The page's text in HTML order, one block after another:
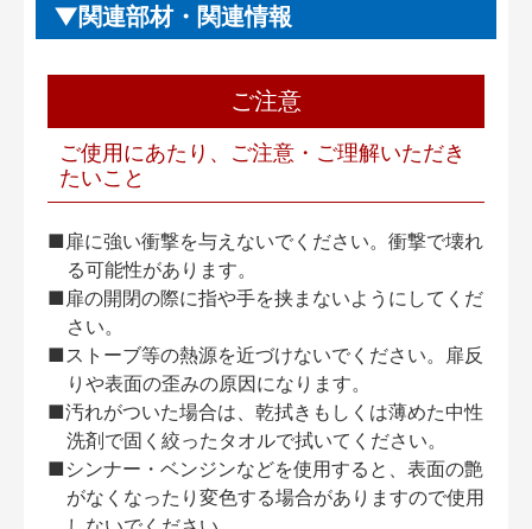
関連部材・関連情報
ご注意
ご使用にあたり、ご注意・ご理解いただき
たいこと
■扉に強い衝撃を与えないでください。衝撃で壊れ
る可能性があります。
■扉の開閉の際に指や手を挟まないようにしてくだ
さい。
■ストーブ等の熱源を近づけないでください。扉反
りや表面の歪みの原因になります。
■汚れがついた場合は、乾拭きもしくは薄めた中性
洗剤で固く絞ったタオルで拭いてください。
■シンナー・ベンジンなどを使用すると、表面の艶
がなくなったり変色する場合がありますので使用